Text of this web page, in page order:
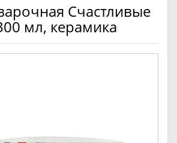
Счастливые
мл, керамика